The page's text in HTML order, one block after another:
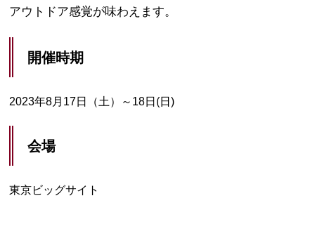
アウトドア感覚が味わえます。
開催時期
2023年8月17日（土）～18日(日)
会場
東京ビッグサイト